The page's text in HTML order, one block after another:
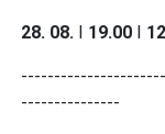
28. 08. I 19.00 I
---------------